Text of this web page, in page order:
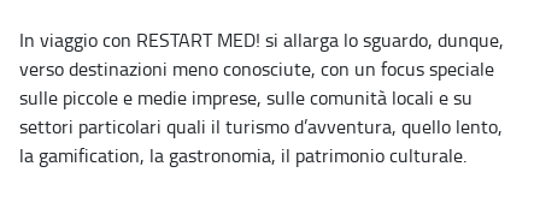
In viaggio con RESTART MED! si allarga lo sguardo, dunque,
verso destinazioni meno conosciute, con un focus speciale
sulle piccole e medie imprese, sulle comunità locali e su
settori particolari quali il turismo d’avventura, quello lento,
la gamification, la gastronomia, il patrimonio culturale.